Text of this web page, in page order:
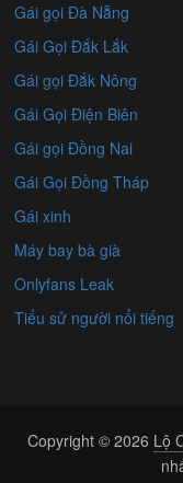
Gái gọi Đà Nẵng
Gái Gọi Đắk Lắk
Gái gọi Đắk Nông
Gái Gọi Điện Biên
Gái gọi Đồng Nai
Gái Gọi Đồng Tháp
Gái xinh
Máy bay bà già
Onlyfans Leak
Tiểu sử người nổi tiếng
Copyright © 2026 Lộ